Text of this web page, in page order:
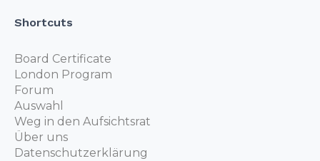
Shortcuts
Board Certificate
London Program
Forum
Auswahl
Weg in den Aufsichtsrat
Über uns
Datenschutzerklärung